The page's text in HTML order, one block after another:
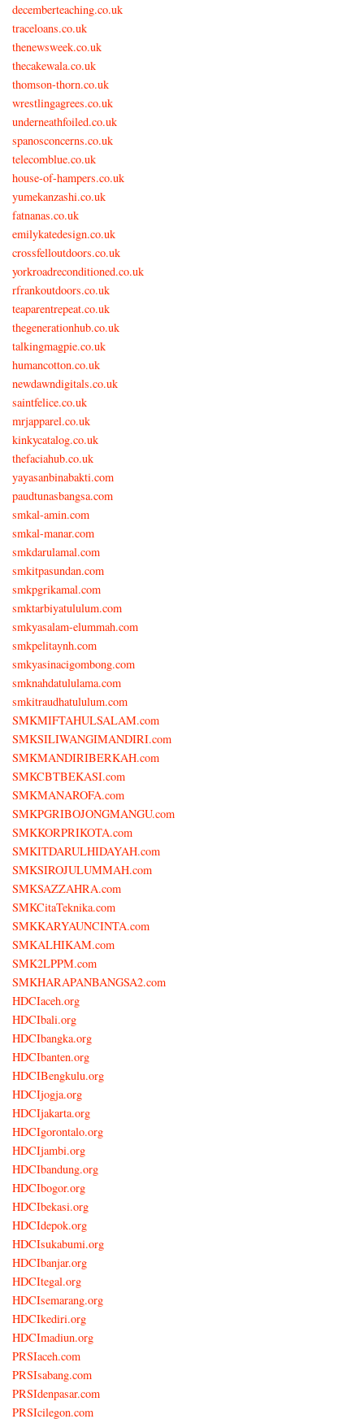
decemberteaching.co.uk
traceloans.co.uk
thenewsweek.co.uk
thecakewala.co.uk
thomson-thorn.co.uk
wrestlingagrees.co.uk
underneathfoiled.co.uk
spanosconcerns.co.uk
telecomblue.co.uk
house-of-hampers.co.uk
yumekanzashi.co.uk
fatnanas.co.uk
emilykatedesign.co.uk
crossfelloutdoors.co.uk
yorkroadreconditioned.co.uk
rfrankoutdoors.co.uk
teaparentrepeat.co.uk
thegenerationhub.co.uk
talkingmagpie.co.uk
humancotton.co.uk
newdawndigitals.co.uk
saintfelice.co.uk
mrjapparel.co.uk
kinkycatalog.co.uk
thefaciahub.co.uk
yayasanbinabakti.com
paudtunasbangsa.com
smkal-amin.com
smkal-manar.com
smkdarulamal.com
smkitpasundan.com
smkpgrikamal.com
smktarbiyatululum.com
smkyasalam-elummah.com
smkpelitaynh.com
smkyasinacigombong.com
smknahdatululama.com
smkitraudhatululum.com
SMKMIFTAHULSALAM.com
SMKSILIWANGIMANDIRI.com
SMKMANDIRIBERKAH.com
SMKCBTBEKASI.com
SMKMANAROFA.com
SMKPGRIBOJONGMANGU.com
SMKKORPRIKOTA.com
SMKITDARULHIDAYAH.com
SMKSIROJULUMMAH.com
SMKSAZZAHRA.com
SMKCitaTeknika.com
SMKKARYAUNCINTA.com
SMKALHIKAM.com
SMK2LPPM.com
SMKHARAPANBANGSA2.com
HDCIaceh.org
HDCIbali.org
HDCIbangka.org
HDCIbanten.org
HDCIBengkulu.org
HDCIjogja.org
HDCIjakarta.org
HDCIgorontalo.org
HDCIjambi.org
HDCIbandung.org
HDCIbogor.org
HDCIbekasi.org
HDCIdepok.org
HDCIsukabumi.org
HDCIbanjar.org
HDCItegal.org
HDCIsemarang.org
HDCIkediri.org
HDCImadiun.org
PRSIaceh.com
PRSIsabang.com
PRSIdenpasar.com
PRSIcilegon.com